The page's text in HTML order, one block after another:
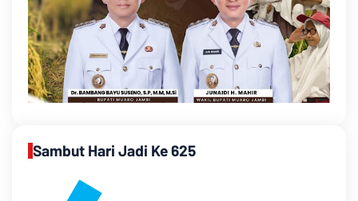
Sambut Hari Jadi Ke 625